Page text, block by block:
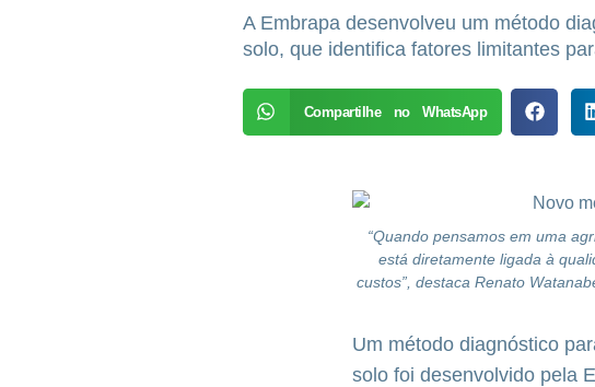
A Embrapa desenvolveu um método
solo, que identifica fatores limitantes
Compartilhe no WhatsApp
“Quando pensamos em uma
está diretamente ligada à
custos”, destaca Renato
Um método diagnóstico
solo foi desenvolvido pela